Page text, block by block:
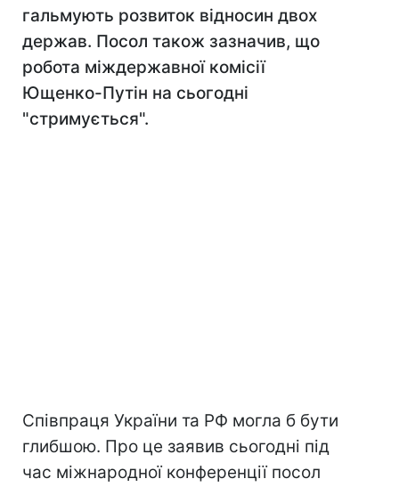
гальмують розвиток відносин двох
держав. Посол також зазначив, що
робота міждержавної комісії
Ющенко-Путін на сьогодні
"стримується".
Співпраця України та РФ могла б бути
глибшою. Про це заявив сьогодні під
час міжнародної конференції посол